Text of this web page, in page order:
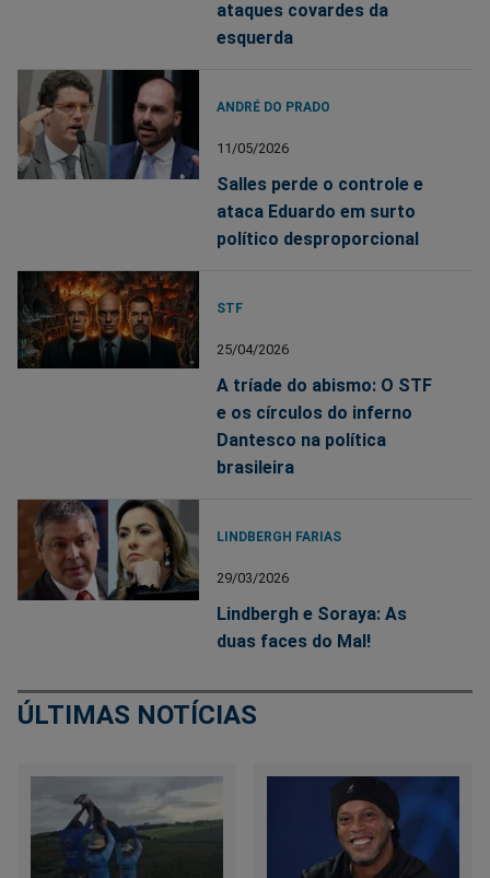
ataques covardes da
esquerda
ANDRÉ DO PRADO
11/05/2026
Salles perde o controle e
ataca Eduardo em surto
político desproporcional
STF
25/04/2026
A tríade do abismo: O STF
e os círculos do inferno
Dantesco na política
brasileira
LINDBERGH FARIAS
29/03/2026
Lindbergh e Soraya: As
duas faces do Mal!
ÚLTIMAS NOTÍCIAS